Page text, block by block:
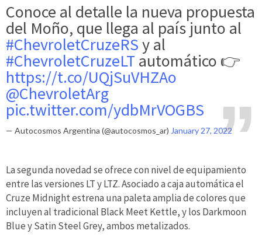
Conoce al detalle la nueva propuesta
del Moño, que llega al país junto al
#ChevroletCruzeRSy al
#ChevroletCruzeLT automático 👉
https://t.co/UQjSuVHZAo
@ChevroletArg
pic.twitter.com/ydbMrVOGBS
— Autocosmos Argentina (@autocosmos_ar) January 27, 2022
La segunda novedad se ofrece con nivel de equipamiento
entre las versiones LT y LTZ. Asociado a caja automática el
Cruze Midnight estrena una paleta amplia de colores que
incluyen al tradicional Black Meet Kettle, y los Darkmoon
Blue y Satin Steel Grey, ambos metalizados.